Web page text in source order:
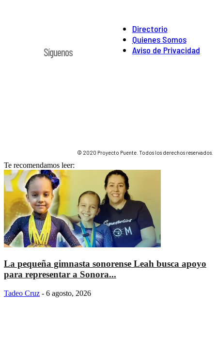
Directorio
Quienes Somos
Aviso de Privacidad
Síguenos
© 2020 Proyecto Puente. Todos los derechos reservados.
Te recomendamos leer:
La pequeña gimnasta sonorense Leah busca apoyo
para representar a Sonora...
Tadeo Cruz - 6 agosto, 2026